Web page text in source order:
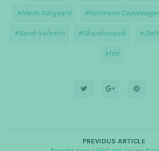
Mads Nørgaard Normann
Saint-Valentin Skandinvasik
thé
PREVIOUS ARTICLE